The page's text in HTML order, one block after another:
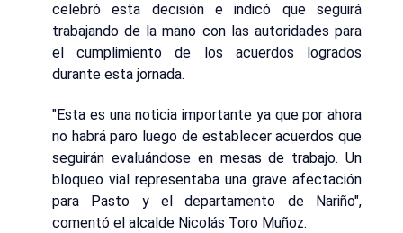
celebró esta decisión e indicó que seguirá
trabajando de la mano con las autoridades para
el cumplimiento de los acuerdos logrados
durante esta jornada.
"Esta es una noticia importante ya que por ahora
no habrá paro luego de establecer acuerdos que
seguirán evaluándose en mesas de trabajo. Un
bloqueo vial representaba una grave afectación
para Pasto y el departamento de Nariño",
comentó el alcalde Nicolás Toro Muñoz.